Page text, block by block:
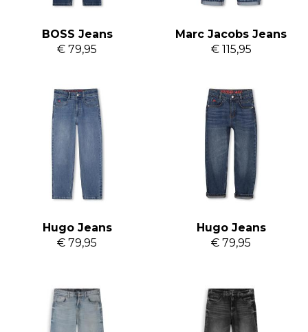
BOSS Jeans
€ 79,95
Marc Jacobs Jeans
€ 115,95
Hugo Jeans
€ 79,95
Hugo Jeans
€ 79,95